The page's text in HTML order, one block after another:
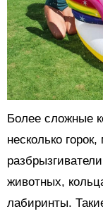
Более сложные
несколько
животных,
лабиринты.